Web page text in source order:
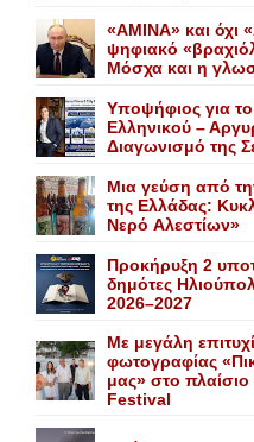
«AMINA» και όχι
ψηφιακό
Μόσχα και η
Yποψήφιος για
Ελληνικού –
Διαγωνισμό της
Mια γεύση από
της Ελλάδας:
Nερό Aλεστίων»
Προκήρυξη 2
δημότες
2026–2027
Με μεγάλη
φωτογραφίας
μας» στο
Festival